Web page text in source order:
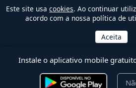
Este site usa cookies. Ao continuar
acordo com a nossa política de
Instale o aplicativo mobile